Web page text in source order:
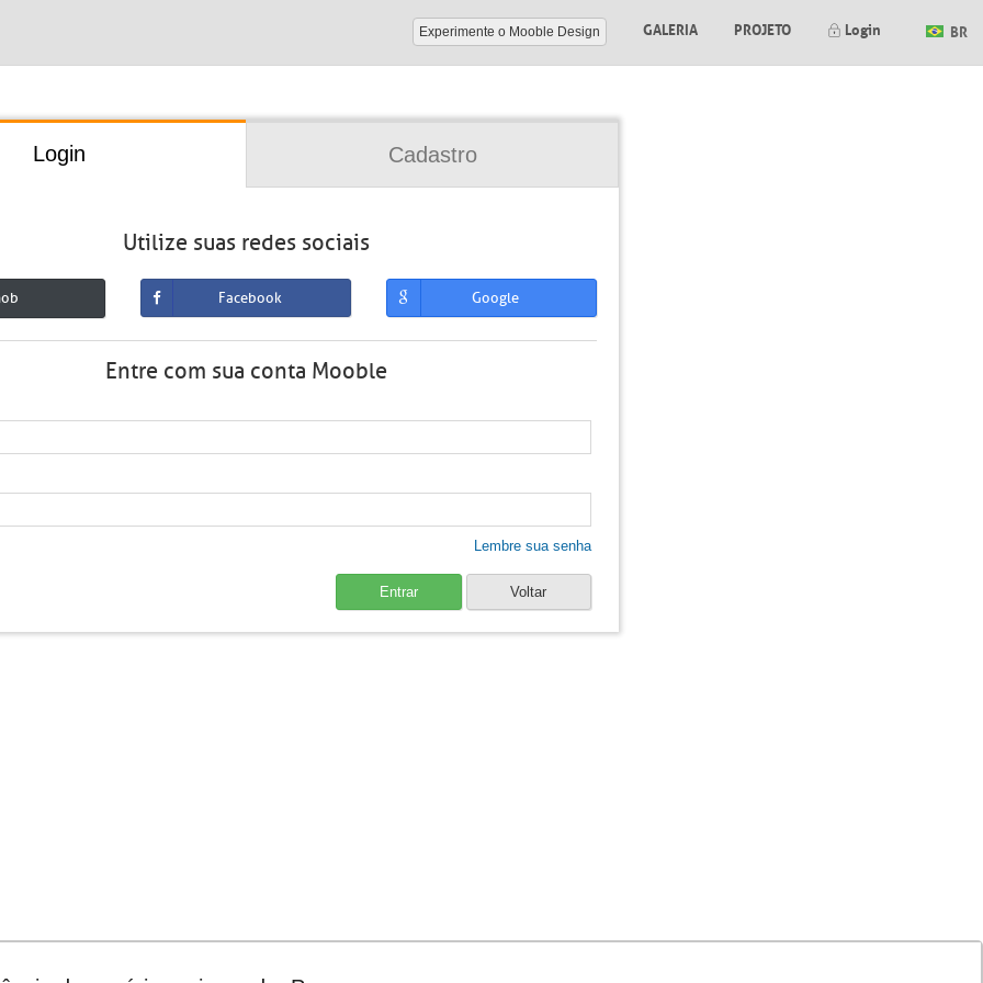
Experimente o Mooble Design GALERIA PROJETO Login BR
Login Cadastro
Utilize suas redes sociais
Facebook Google
Entre com sua conta Mooble
Lembre sua senha
Entrar Voltar